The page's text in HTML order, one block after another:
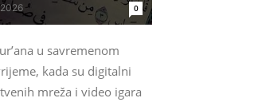
0
u savremenom
kada su digitalni
mreža i video igara